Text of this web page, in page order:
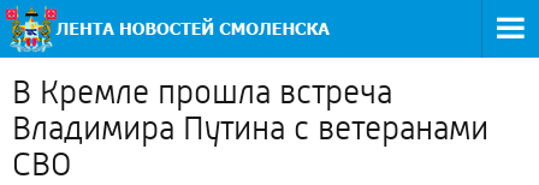
В Кремле прошла встреча
Владимира Путина с ветеранами
СВО